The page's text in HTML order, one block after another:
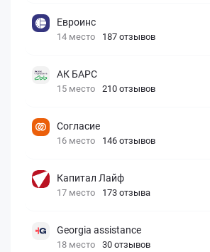
Евроинс
14 место 187 отзывов
АК БАРС
15 место 210 отзывов
Согласие
16 место 146 отзывов
Капитал Лайф
17 место 173 отзыва
Georgia assistance
18 место 30 отзывов